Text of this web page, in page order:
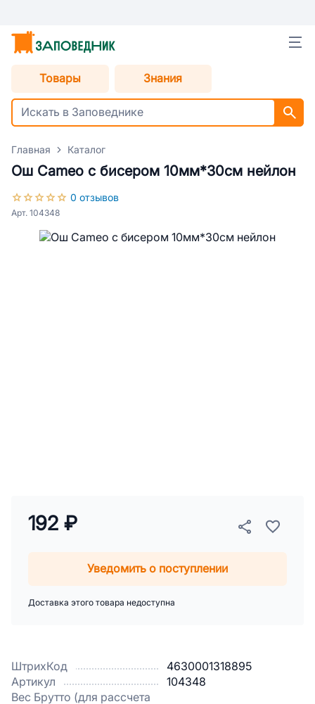
Товары Знания
Главная Каталог
Ош Cameo с бисером 10мм*30см нейлон
0 отзывов
Арт. 104348
ШтрихКод
4630001318895
Артикул
104348
Вес Брутто (для рассчета
192 ₽
Уведомить о поступлении
Доставка этого товара недоступна